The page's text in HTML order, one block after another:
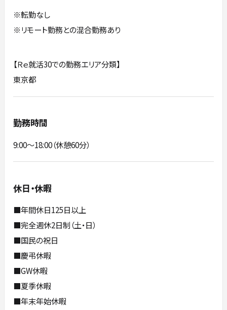
※転勤なし
※リモート勤務との混合勤務あり
【Ｒｅ就活30での勤務エリア分類】
東京都
勤務時間
9:00～18:00（休憩60分）
休日・休暇
■年間休日125日以上
■完全週休2日制（土・日）
■国民の祝日
■慶弔休暇
■GW休暇
■夏季休暇
■年末年始休暇